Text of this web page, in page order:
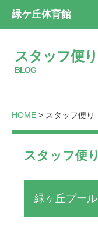
緑ケ丘体育館
スタッフ便り
BLOG
HOME > スタッフ便り
スタッフ便り
緑ヶ丘プール